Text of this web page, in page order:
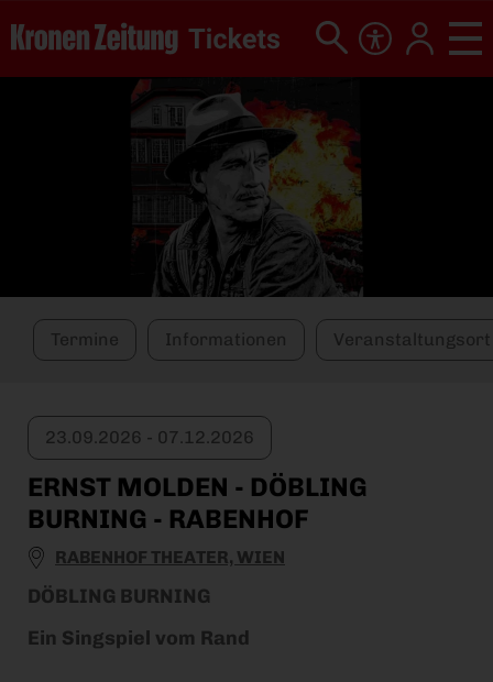
Termine Informationen Veranstaltungsort
23.09.2026 - 07.12.2026
ERNST MOLDEN - DÖBLING
BURNING - RABENHOF
RABENHOF THEATER, WIEN
DÖBLING BURNING
Ein Singspiel vom Rand